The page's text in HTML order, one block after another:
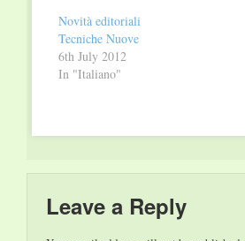
Novità editoriali
Tecniche Nuove
6th July 2012
In "Italiano"
Leave a Reply